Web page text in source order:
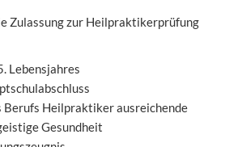
Zulassung zur Heilpraktikerprüfung
Lebensjahres
Berufs Heilpraktiker ausreichende
Gesundheit